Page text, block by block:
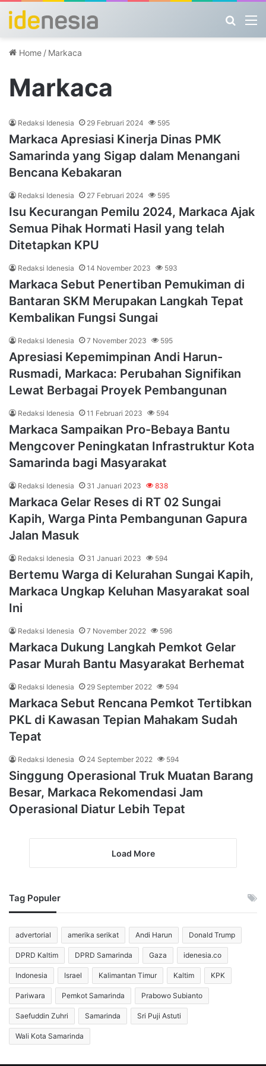
Home / Markaca
Markaca
Redaksi Idenesia 29 Februari 2024 595
Markaca Apresiasi Kinerja Dinas PMK
Samarinda yang Sigap dalam Menangani
Bencana Kebakaran
Redaksi Idenesia 27 Februari 2024 595
Isu Kecurangan Pemilu 2024, Markaca Ajak
Semua Pihak Hormati Hasil yang telah
Ditetapkan KPU
Redaksi Idenesia 14 November 2023 593
Markaca Sebut Penertiban Pemukiman di
Bantaran SKM Merupakan Langkah Tepat
Kembalikan Fungsi Sungai
Redaksi Idenesia 7 November 2023 595
Apresiasi Kepemimpinan Andi Harun-
Rusmadi, Markaca: Perubahan Signifikan
Lewat Berbagai Proyek Pembangunan
Redaksi Idenesia 11 Februari 2023 594
Markaca Sampaikan Pro-Bebaya Bantu
Mengcover Peningkatan Infrastruktur Kota
Samarinda bagi Masyarakat
Redaksi Idenesia 31 Januari 2023 838
Markaca Gelar Reses di RT 02 Sungai
Kapih, Warga Pinta Pembangunan Gapura
Jalan Masuk
Redaksi Idenesia 31 Januari 2023 594
Bertemu Warga di Kelurahan Sungai Kapih,
Markaca Ungkap Keluhan Masyarakat soal
Ini
Redaksi Idenesia 7 November 2022 596
Markaca Dukung Langkah Pemkot Gelar
Pasar Murah Bantu Masyarakat Berhemat
Redaksi Idenesia 29 September 2022 594
Markaca Sebut Rencana Pemkot Tertibkan
PKL di Kawasan Tepian Mahakam Sudah
Tepat
Redaksi Idenesia 24 September 2022 594
Singgung Operasional Truk Muatan Barang
Besar, Markaca Rekomendasi Jam
Operasional Diatur Lebih Tepat
Load More
Tag Populer
advertorial amerika serikat Andi Harun Donald Trump
DPRD Kaltim DPRD Samarinda Gaza idenesia.co
Indonesia Israel Kalimantan Timur Kaltim KPK
Pariwara Pemkot Samarinda Prabowo Subianto
Saefuddin Zuhri Samarinda Sri Puji Astuti
Wali Kota Samarinda